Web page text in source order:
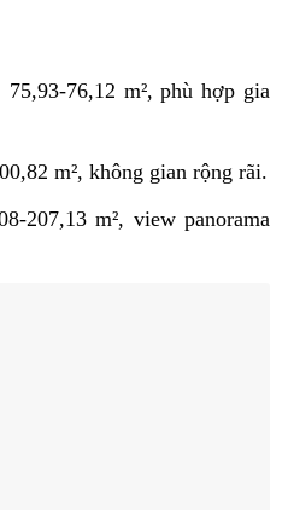
75,93-76,12 m², phù hợp gia
m², không gian rộng rãi.
207,13 m², view panorama